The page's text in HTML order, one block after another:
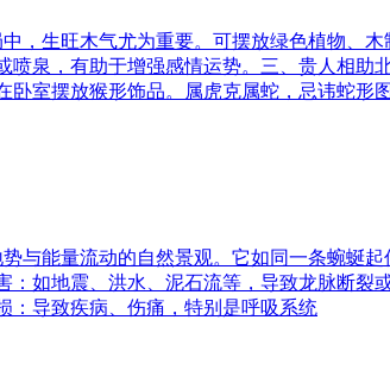
，生旺木气尤为重要。可摆放绿色植物、
泉，有助于增强感情运势。三、贵人相助
室摆放猴形饰品。属虎克属蛇，忌讳蛇形图
与能量流动的自然景观。它如同一条蜿蜒
如地震、洪水、泥石流等，导致龙脉断裂
：导致疾病、伤痛，特别是呼吸系统